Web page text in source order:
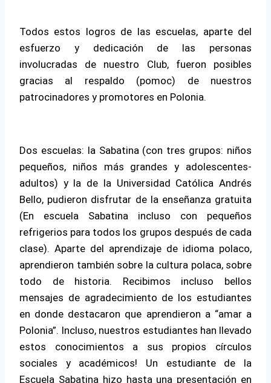
Todos estos logros de las escuelas, aparte del
esfuerzo y dedicación de las personas
involucradas de nuestro Club, fueron posibles
gracias al respaldo (pomoc) de nuestros
patrocinadores y promotores en Polonia.
Dos escuelas: la Sabatina (con tres grupos: niños
pequeños, niños más grandes y adolescentes-
adultos) y la de la Universidad Católica Andrés
Bello, pudieron disfrutar de la enseñanza gratuita
(En escuela Sabatina incluso con pequeños
refrigerios para todos los grupos después de cada
clase). Aparte del aprendizaje de idioma polaco,
aprendieron también sobre la cultura polaca, sobre
todo de historia. Recibimos incluso bellos
mensajes de agradecimiento de los estudiantes
en donde destacaron que aprendieron a “amar a
Polonia”. Incluso, nuestros estudiantes han llevado
estos conocimientos a sus propios círculos
sociales y académicos! Un estudiante de la
Escuela Sabatina hizo hasta una presentación en